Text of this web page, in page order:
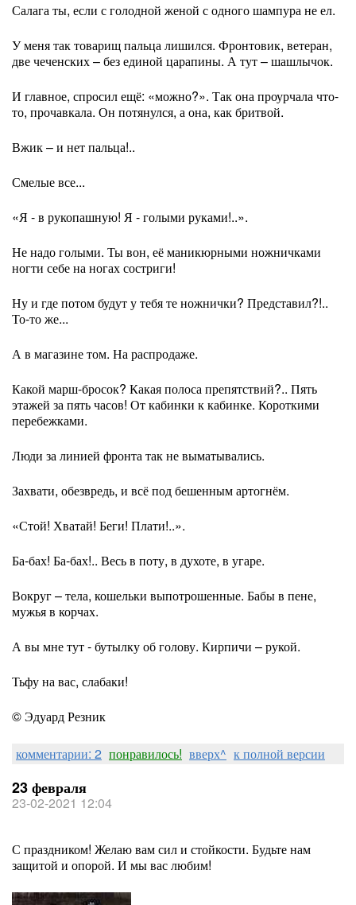
Салага ты, если с голодной женой с одного шампура не ел.
У меня так товарищ пальца лишился. Фронтовик, ветеран,
две чеченских – без единой царапины. А тут – шашлычок.
И главное, спросил ещё: «можно?». Так она проурчала что-
то, прочавкала. Он потянулся, а она, как бритвой.
Вжик – и нет пальца!..
Смелые все...
«Я - в рукопашную! Я - голыми руками!..».
Не надо голыми. Ты вон, её маникюрными ножничками
ногти себе на ногах состриги!
Ну и где потом будут у тебя те ножнички? Представил?!..
То-то же...
А в магазине том. На распродаже.
Какой марш-бросок? Какая полоса препятствий?.. Пять
этажей за пять часов! От кабинки к кабинке. Короткими
перебежками.
Люди за линией фронта так не выматывались.
Захвати, обезвредь, и всё под бешенным артогнём.
«Стой! Хватай! Беги! Плати!..».
Ба-бах! Ба-бах!.. Весь в поту, в духоте, в угаре.
Вокруг – тела, кошельки выпотрошенные. Бабы в пене,
мужья в корчах.
А вы мне тут - бутылку об голову. Кирпичи – рукой.
Тьфу на вас, слабаки!
© Эдуард Резник
комментарии: 2 понравилось! вверх^ к полной версии
23 февраля
23-02-2021 12:04
С праздником! Желаю вам сил и стойкости. Будьте нам
защитой и опорой. И мы вас любим!